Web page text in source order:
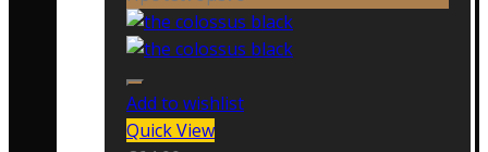
Add to wishlist
Quick View